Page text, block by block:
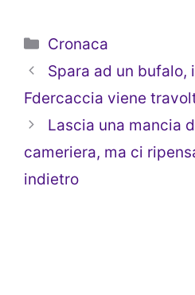
Categorie
Cronaca
Spara ad un bufalo,
Fdercaccia viene
Lascia una mancia
cameriera, ma ci
indietro